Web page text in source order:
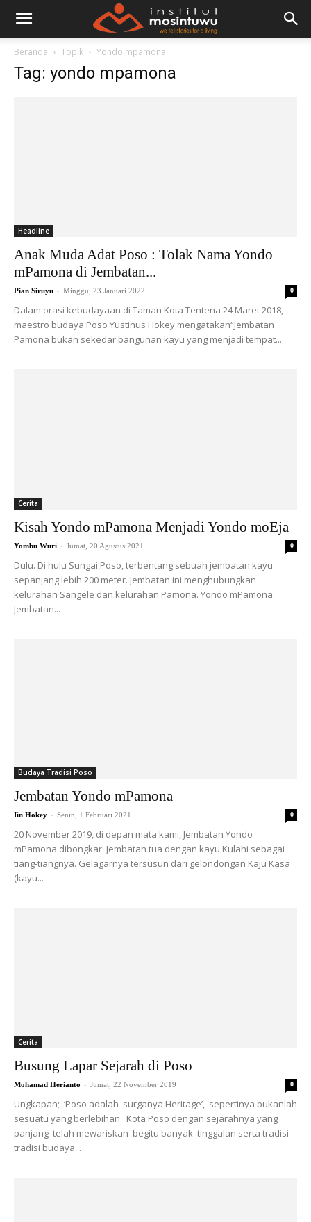
Beranda Topik Yondo mpamona
Tag: yondo mpamona
Headline
Anak Muda Adat Poso : Tolak Nama Yondo
mPamona di Jembatan...
Pian Siruyu - Minggu, 23 Januari 2022 0
Dalam orasi kebudayaan di Taman Kota Tentena 24 Maret 2018,
maestro budaya Poso Yustinus Hokey mengatakan“Jembatan
Pamona bukan sekedar bangunan kayu yang menjadi tempat...
Cerita
Kisah Yondo mPamona Menjadi Yondo moEja
Yombu Wuri - Jumat, 20 Agustus 2021 0
Dulu. Di hulu Sungai Poso, terbentang sebuah jembatan kayu
sepanjang lebih 200 meter. Jembatan ini menghubungkan
kelurahan Sangele dan kelurahan Pamona. Yondo mPamona.
Jembatan...
Budaya Tradisi Poso
Jembatan Yondo mPamona
Iin Hokey - Senin, 1 Februari 2021 0
20 November 2019, di depan mata kami, Jembatan Yondo
mPamona dibongkar. Jembatan tua dengan kayu Kulahi sebagai
tiang-tiangnya. Gelagarnya tersusun dari gelondongan Kaju Kasa
(kayu...
Cerita
Busung Lapar Sejarah di Poso
Mohamad Herianto - Jumat, 22 November 2019 0
Ungkapan; ‘Poso adalah surganya Heritage’, sepertinya bukanlah
sesuatu yang berlebihan. Kota Poso dengan sejarahnya yang
panjang telah mewariskan begitu banyak tinggalan serta tradisi-
tradisi budaya...